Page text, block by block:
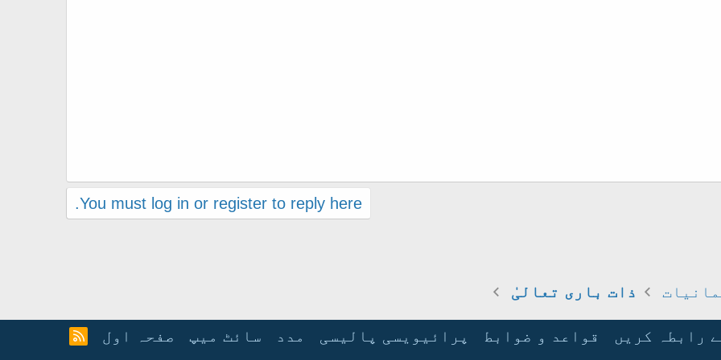
You must log in or register to reply here.
ذات باری تعالیٰ
رابطہ کریں قواعد و ضوابط پرائیویسی پالیسی مدد سائٹ میپ صفحہ اول
آ